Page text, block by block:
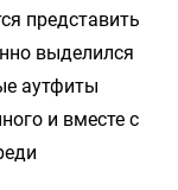
представить
выделился
аутфиты
и вместе с